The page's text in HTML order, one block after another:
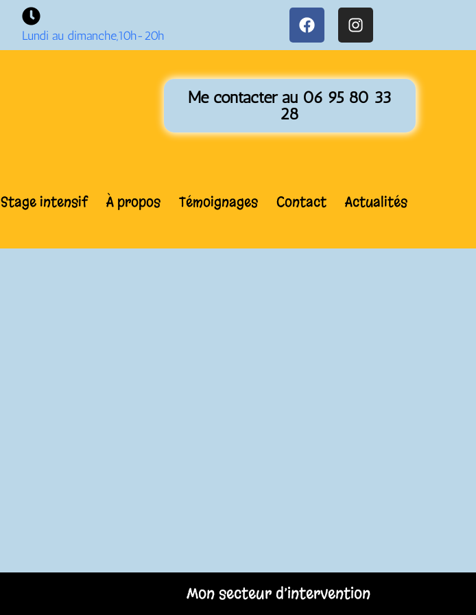
Lundi au dimanche,10h-20h
Me contacter au 06 95 80 33
28
Stage intensif À propos Témoignages Contact Actualités
Mon secteur d’intervention